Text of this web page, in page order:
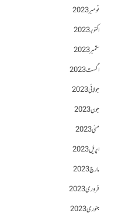
نومبر 2023
اکتوبر 2023
ستمبر 2023
اگست 2023
جولائی 2023
جون 2023
مئی 2023
اپریل 2023
مارچ 2023
فروری 2023
جنوری 2023